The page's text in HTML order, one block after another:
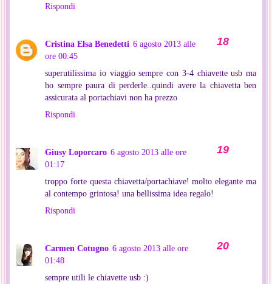
Rispondi
Cristina Elsa Benedetti 6 agosto 2013 alle
ore 00:45
superutilissima io viaggio sempre con 3-4 chiavette usb ma
ho sempre paura di perderle..quindi avere la chiavetta ben
assicurata al portachiavi non ha prezzo
Rispondi
Giusy Loporcaro 6 agosto 2013 alle ore
01:17
troppo forte questa chiavetta/portachiave! molto elegante ma
al contempo grintosa! una bellissima idea regalo!
Rispondi
Carmen Cotugno 6 agosto 2013 alle ore
01:48
sempre utili le chiavette usb :)